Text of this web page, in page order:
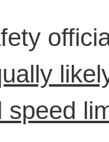
speed